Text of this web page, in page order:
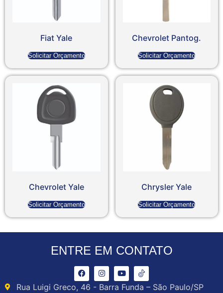
Fiat Yale
Solicitar Orçamento
Chevrolet Pantog.
Solicitar Orçamento
Chevrolet Yale
Solicitar Orçamento
Chrysler Yale
Solicitar Orçamento
ENTRE EM CONTATO
Rua Luigi Greco, 46 - Barra Funda – São Paulo/SP